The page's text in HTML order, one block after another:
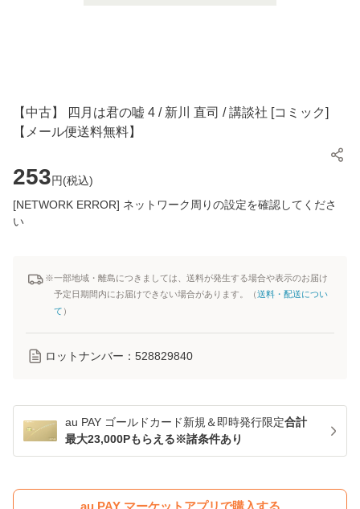
【中古】 四月は君の嘘 4 / 新川 直司 / 講談社 [コミック]
【メール便送料無料】
253円(税込)
[NETWORK ERROR] ネットワーク周りの設定を確認してくださ
い
※一部地域・離島につきましては、送料が発生する場合や表示のお届け
予定日期間内にお届けできない場合があります。（送料・配送につい
て ）
ロットナンバー： 528829840
au PAY ゴールドカード新規＆即時発行限定合計
最大23,000Pもらえる※諸条件あり
au PAY マーケットアプリで購入する